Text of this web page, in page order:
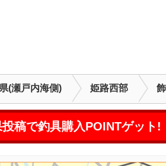
(瀬戸内海側) 姫路西部
稿で釣具購入POINTゲット!